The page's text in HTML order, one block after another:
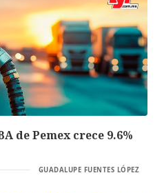
de Pemex crece 9.6%
GUADALUPE FUENTES LÓPEZ